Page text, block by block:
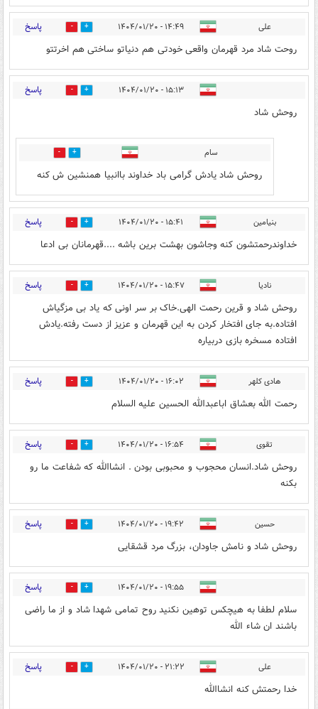
علی ۱۴:۴۹ - ۱۴۰۴/۰۱/۲۰ 0 پاسخ
روحت شاد مرد قهرمان واقعی خودتی هم دنیاتو ساختی هم اخرتتو
۱۵:۱۳ - ۱۴۰۴/۰۱/۲۰ 0 پاسخ
روحش شاد
سام 0
روحش شاد یادش گرامی باد خداوند باانبیا همنشین ش کنه
بنیامین ۱۵:۴۱ - ۱۴۰۴/۰۱/۲۰ 0 پاسخ
خداوندرحمتشون کنه وجاشون بهشت برین باشه ....قهرمانان بی ادعا
نادیا ۱۵:۴۷ - ۱۴۰۴/۰۱/۲۰ 0 پاسخ
روحش شاد و قرین رحمت الهی.خاک بر سر اونی که یاد بی مزگیاش
افتاده.به جای افتخار کردن به این قهرمان و عزیز از دست رفته.یادش
افتاده مسخره بازی دربیاره
هادی کلهر ۱۶:۰۲ - ۱۴۰۴/۰۱/۲۰ 0 پاسخ
رحمت الله بعشاق اباعبدالله الحسین علیه السلام
تقوی ۱۶:۵۴ - ۱۴۰۴/۰۱/۲۰ 2 پاسخ
روحش شاد.انسان محجوب و محبوبی بودن . انشاالله که شفاعت ما رو
بکنه
حسین ۱۹:۴۲ - ۱۴۰۴/۰۱/۲۰ 0 پاسخ
روحش شاد و نامش جاودان، بزرگ مرد قشقایی
۱۹:۵۵ - ۱۴۰۴/۰۱/۲۰ 0 پاسخ
سلام لطفا به هیچکس توهین نکنید روح تمامی شهدا شاد و از ما راضی
باشند ان شاء الله
علی ۲۱:۲۲ - ۱۴۰۴/۰۱/۲۰ 0 پاسخ
خدا رحمتش کنه انشاالله